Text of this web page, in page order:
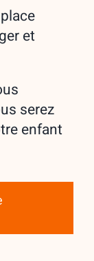
et
serez
enfant